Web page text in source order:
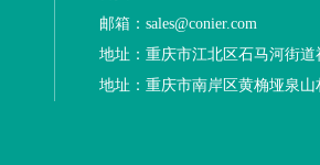
邮箱：sales@conier.com
地址：重庆市江北区石马河街道
地址：重庆市南岸区黄桷垭泉山